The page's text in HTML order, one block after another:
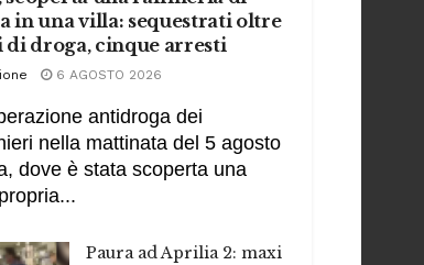
in una villa: sequestrati oltre
di droga, cinque arresti
6 AGOSTO 2026
antidroga dei
nella mattinata del 5 agosto
dove è stata scoperta una
Paura ad Aprilia 2: maxi